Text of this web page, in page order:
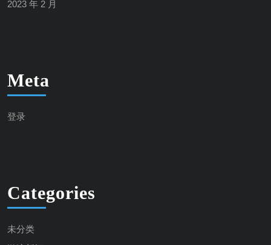
2023 年 2 月
Meta
登录
Categories
未分类